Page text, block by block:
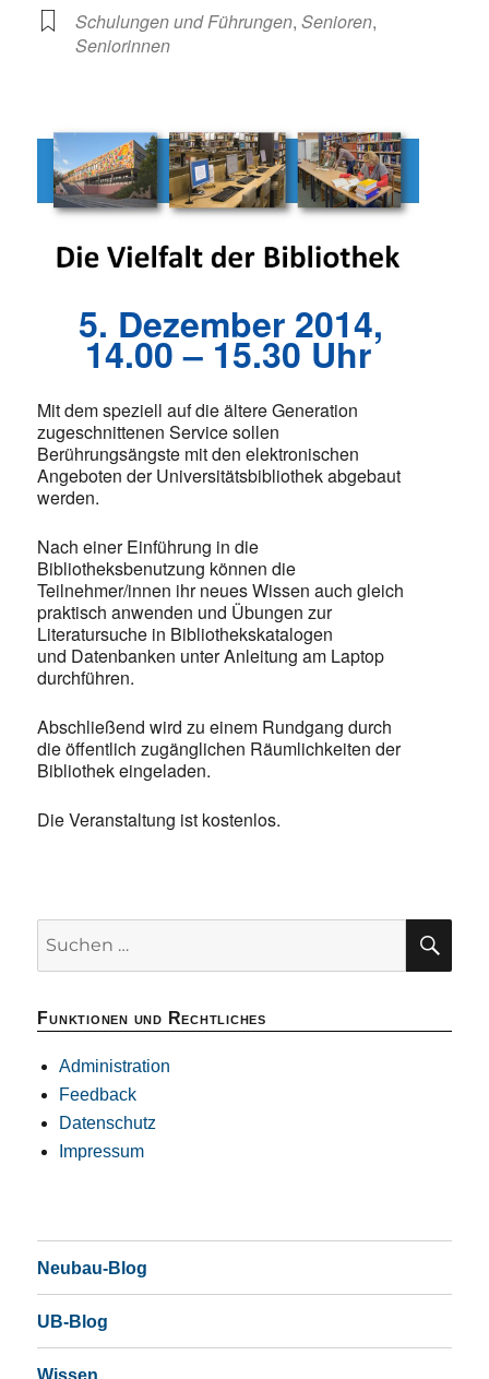
Schulungen und Führungen,Senioren,
Seniorinnen
5. Dezember 2014,
14.00 – 15.30 Uhr
Mit dem speziell auf die ältere Generation
zugeschnittenen Service sollen
Berührungsängste mit den elektronischen
Angeboten der Universitätsbibliothek abgebaut
werden.
Nach einer Einführung in die
Bibliotheksbenutzung können die
Teilnehmer/innen ihr neues Wissen auch gleich
praktisch anwenden und Übungen zur
Literatursuche in Bibliothekskatalogen
und Datenbanken unter Anleitung am Laptop
durchführen.
Abschließend wird zu einem Rundgang durch
die öffentlich zugänglichen Räumlichkeiten der
Bibliothek eingeladen.
Die Veranstaltung ist kostenlos.
Funktionen und Rechtliches
Administration
Feedback
Datenschutz
Impressum
Neubau-Blog
UB-Blog
Wissen